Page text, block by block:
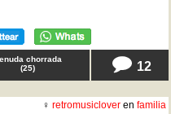
chorrada
(25) 12
♀ retromusiclover en familia